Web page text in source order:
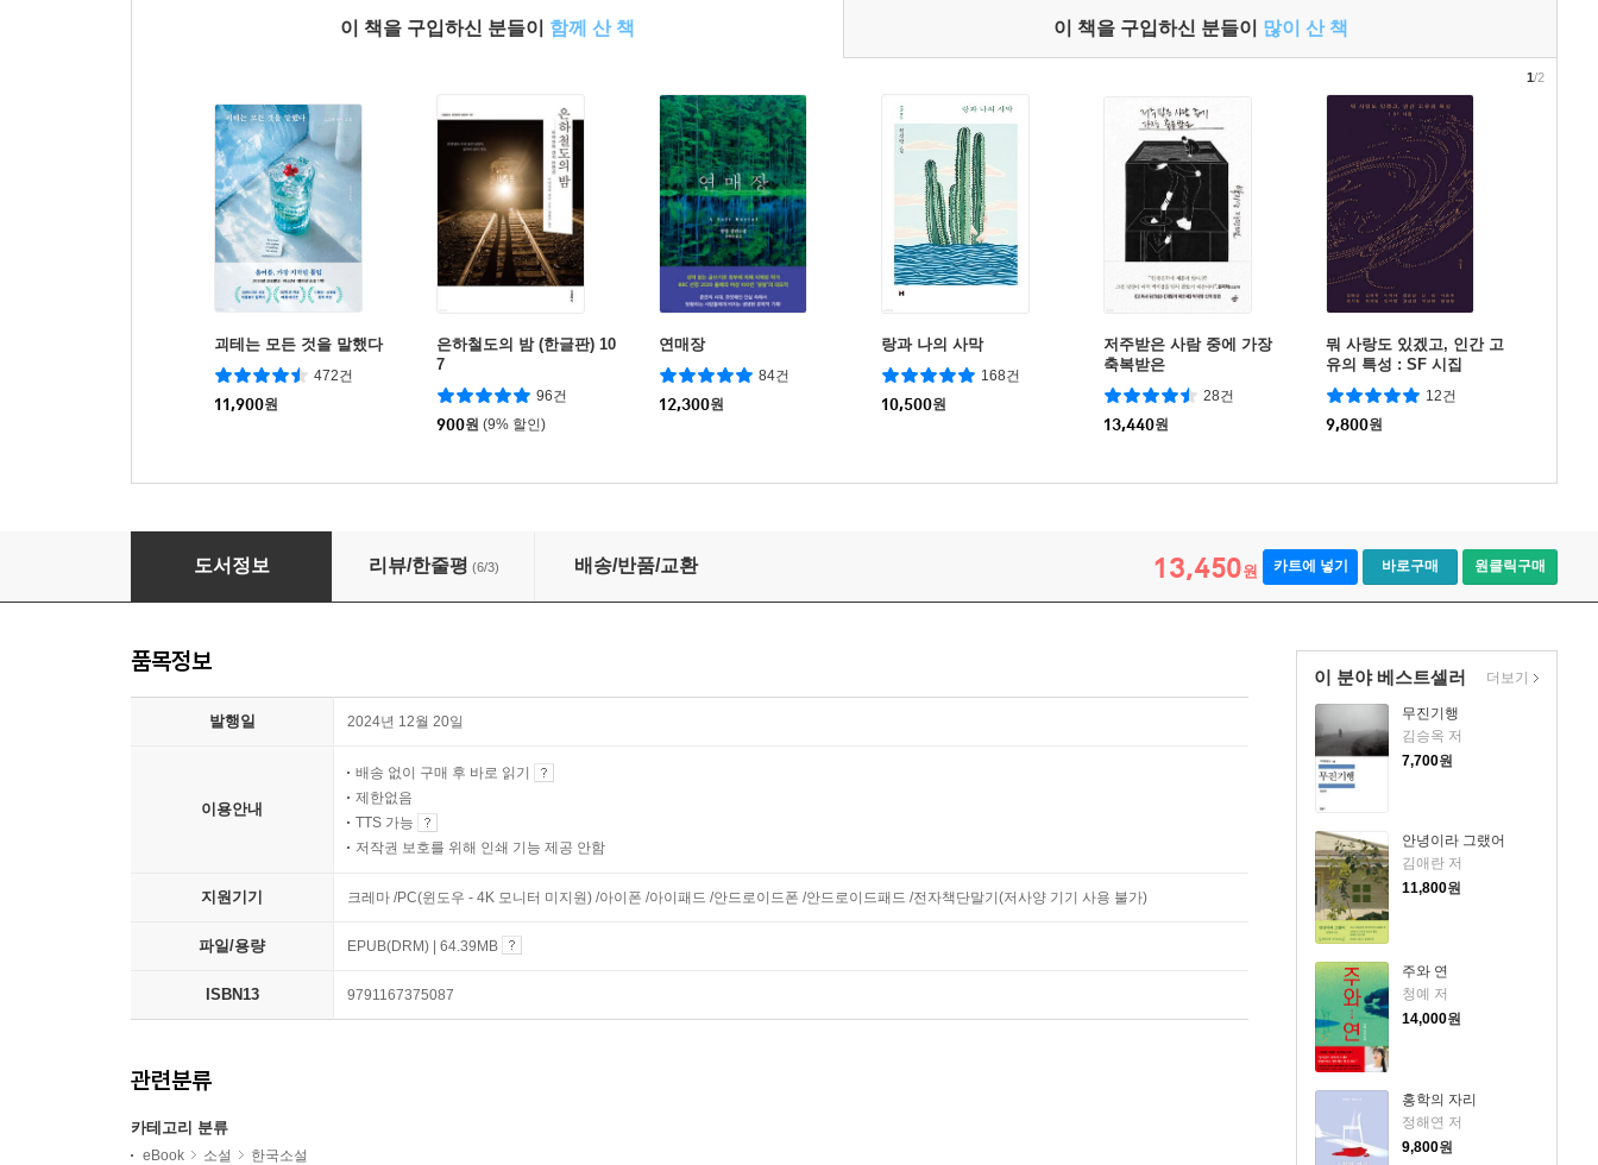
이 책을 구입하신 분들이 함께 산 책 이 책을 구입하신 분들이 많이 산 책
괴테는 모든 것을 말했다
472건
11,900원
은하철도의 밤 (한글판) 10
7
96건
900원 (9% 할인)
연매장
84건
12,300원
랑과 나의 사막
168건
10,500원
저주받은 사람 중에 가장
축복받은
28건
13,440원
뭐 사랑도 있겠고, 인간 고
유의 특성 : SF 시집
12건
9,800원
1/2
두리안의 맛
도서정보 리뷰/한줄평 (6/3) 배송/반품/교환 13,450원 카트에 넣기 바로구매 원클릭구매
이 분야 베스트셀러
무진기행
김승옥 저
7,700원
안녕이라 그랬어
김애란 저
11,800원
주와 연
청예 저
14,000원
홍학의 자리
정해연 저
9,800원
더보기
품목정보
발행일 2024년 12월 20일
이용안내
배송 없이 구매 후 바로 읽기
제한없음
TTS 가능
저작권 보호를 위해 인쇄 기능 제공 안함
지원기기 크레마 /PC(윈도우 - 4K 모니터 미지원) /아이폰 /아이패드 /안드로이드폰 /안드로이드패드 /전자책단말기(저사양 기기 사용 불가)
파일/용량 EPUB(DRM) | 64.39MB
ISBN13 9791167375087
관련분류
카테고리 분류
eBook 소설 한국소설